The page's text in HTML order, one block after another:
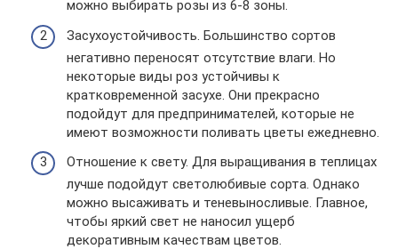
можно выбирать розы из 6-8 зоны.
Засухоустойчивость. Большинство сортов
негативно переносят отсутствие влаги. Но
некоторые виды роз устойчивы к
кратковременной засухе. Они прекрасно
подойдут для предпринимателей, которые не
имеют возможности поливать цветы ежедневно.
Отношение к свету. Для выращивания в теплицах
лучше подойдут светолюбивые сорта. Однако
можно высаживать и теневыносливые. Главное,
чтобы яркий свет не наносил ущерб
декоративным качествам цветов.